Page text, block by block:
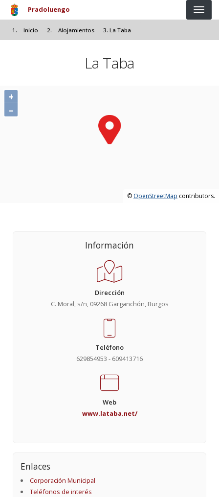
Pasar al contenido principal
Pradoluengo
Inicio Alojamientos La Taba
La Taba
+
–
© OpenStreetMap contributors.
Información
Dirección
C. Moral, s/n, 09268 Garganchón, Burgos
Teléfono
629854953 - 609413716
Web
www.lataba.net/
Enlaces
Corporación Municipal
Teléfonos de interés